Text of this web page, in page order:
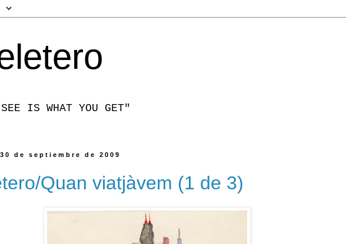
IS WHAT YOU GET"
de septiembre de 2009
Quan viatjàvem (1 de 3)